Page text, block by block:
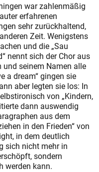
war zahlenmäßig
erfahrenen
sehr zurückhaltend,
Zeit. Wenigstens
und die „Sau
nennt sich der Chor aus
seinem Namen alle
a dream“ gingen sie
aber legten sie los: In
von „Kindern,
dann auswendig
aus dem
in den Frieden“ von
in dem deutlich
sich nicht mehr in
sondern
werden kann.